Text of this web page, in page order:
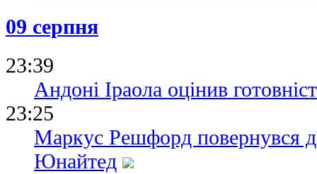
09 серпня
23:39
Андоні Іраола оцінив
23:25
Маркус Решфорд повернувся
Юнайтед